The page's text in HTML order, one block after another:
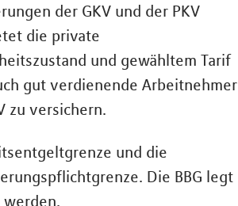
der GKV und der PKV
die private
und gewähltem Tarif
gut verdienende Arbeitnehmer
zu versichern.
und die
Die BBG legt
werden.